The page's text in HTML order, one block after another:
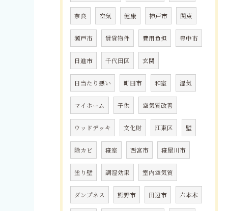
奈良 空気 健康 神戸市 関東
瀬戸市 賃貸物件 費用負担 豊中市
日進市 千代田区 玄関
日当たり悪い 町田市 和室 湿気
マイホーム 子供 空気質改善
ウッドデッキ 文化財 江東区 壁
除カビ 寝室 西宮市 寝屋川市
塗り壁 調湿効果 室内空気質
ダンプネス 熊野市 田辺市 六本木